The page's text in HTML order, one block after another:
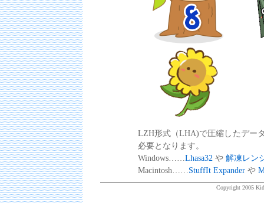
LZH形式（LHA)で圧縮したデー
必要となります。
Windows……Lhasa32 や 解凍レン
Macintosh……StuffIt Expander や
Copyright 2005